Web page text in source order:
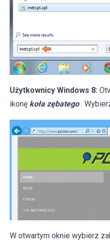
Użytkownicy Windows 8:
ikonę koła zębatego .
W otwartym oknie wybierz